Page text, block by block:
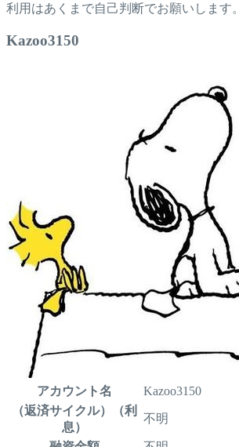
利用はあくまで自己判断でお願いします。
Kazoo3150
アカウント名
Kazoo3150
（返済サイクル）（利
息）
不明